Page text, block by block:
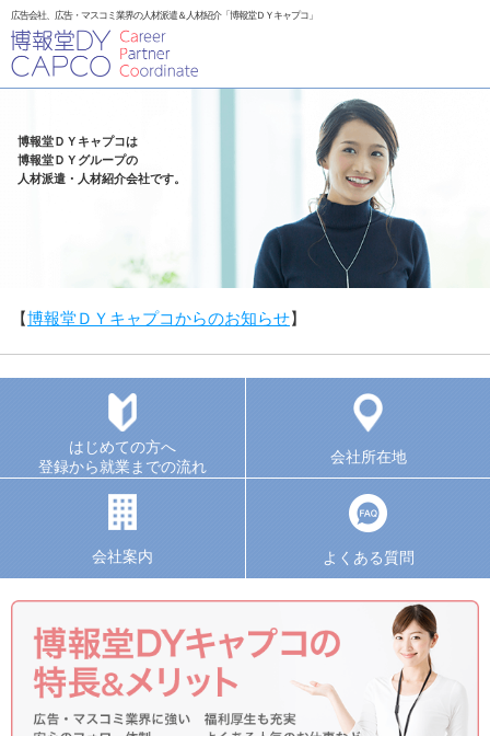
広告会社、広告・マスコミ業界の人材派遣＆人材紹介「博報堂ＤＹキャプコ」
博報堂ＤＹキャプコは
博報堂ＤＹグループの
人材派遣・人材紹介会社です。
【博報堂ＤＹキャプコからのお知らせ】
はじめての方へ
登録から就業までの流れ
会社所在地
会社案内 よくある質問